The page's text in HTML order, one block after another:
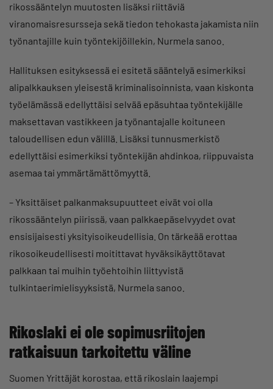
rikossääntelyn muutosten lisäksi riittäviä
viranomaisresursseja sekä tiedon tehokasta jakamista niin
työnantajille kuin työntekijöillekin, Nurmela sanoo.
Hallituksen esityksessä ei esitetä sääntelyä esimerkiksi
alipalkkauksen yleisestä kriminalisoinnista, vaan kiskonta
työelämässä edellyttäisi selvää epäsuhtaa työntekijälle
maksettavan vastikkeen ja työnantajalle koituneen
taloudellisen edun välillä. Lisäksi tunnusmerkistö
edellyttäisi esimerkiksi työntekijän ahdinkoa, riippuvaista
asemaa tai ymmärtämättömyyttä.
– Yksittäiset palkanmaksupuutteet eivät voi olla
rikossääntelyn piirissä, vaan palkkaepäselvyydet ovat
ensisijaisesti yksityisoikeudellisia. On tärkeää erottaa
rikosoikeudellisesti moitittavat hyväksikäyttötavat
palkkaan tai muihin työehtoihin liittyvistä
tulkintaerimielisyyksistä, Nurmela sanoo.
Rikoslaki ei ole sopimusriitojen
ratkaisuun tarkoitettu väline
Suomen Yrittäjät korostaa, että rikoslain laajempi